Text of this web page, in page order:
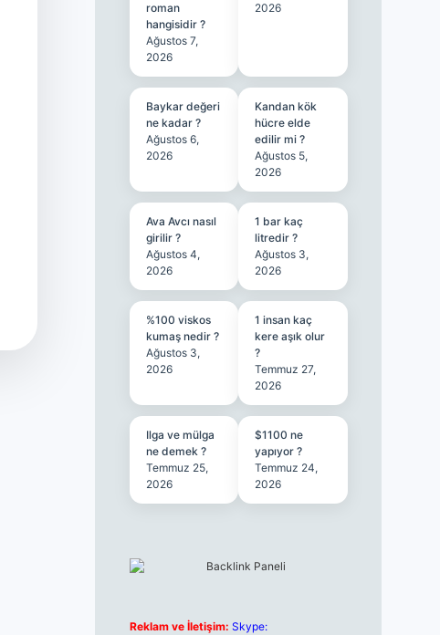
roman
hangisidir ?
Ağustos 7,
2026
2026
Baykar değeri
ne kadar ?
Ağustos 6,
2026
Kandan kök
hücre elde
edilir mi ?
Ağustos 5,
2026
Ava Avcı nasıl
girilir ?
Ağustos 4,
2026
1 bar kaç
litredir ?
Ağustos 3,
2026
%100 viskos
kumaş nedir ?
Ağustos 3,
2026
1 insan kaç
kere aşık olur
?
Temmuz 27,
2026
Ilga ve mülga
ne demek ?
Temmuz 25,
2026
$1100 ne
yapıyor ?
Temmuz 24,
2026
Reklam ve İletişim: Skype: